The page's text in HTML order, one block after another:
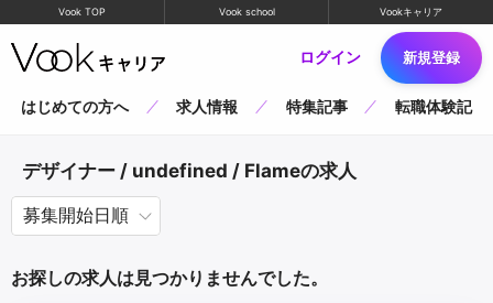
Vook TOP Vook school Vookキャリア
ログイン 新規登録
はじめての方へ 求人情報 特集記事 転職体験記
デザイナー / undefined / Flameの求人
お探しの求人は見つかりませんでした。